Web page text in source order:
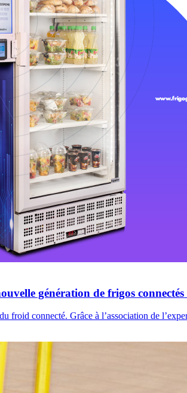
génération de frigos
froid connecté. Grâce à l’association de